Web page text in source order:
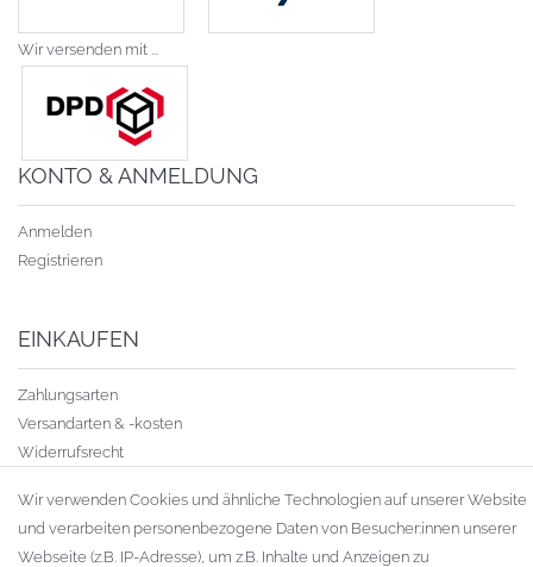
Wir versenden mit ...
KONTO & ANMELDUNG
Anmelden
Registrieren
EINKAUFEN
Zahlungsarten
Versandarten & -kosten
Widerrufsrecht
Zur Kasse
Gewerbekunden
Wir verwenden Cookies und ähnliche Technologien auf unserer Website
und verarbeiten personenbezogene Daten von Besucher:innen unserer
Webseite (z.B. IP-Adresse), um z.B. Inhalte und Anzeigen zu